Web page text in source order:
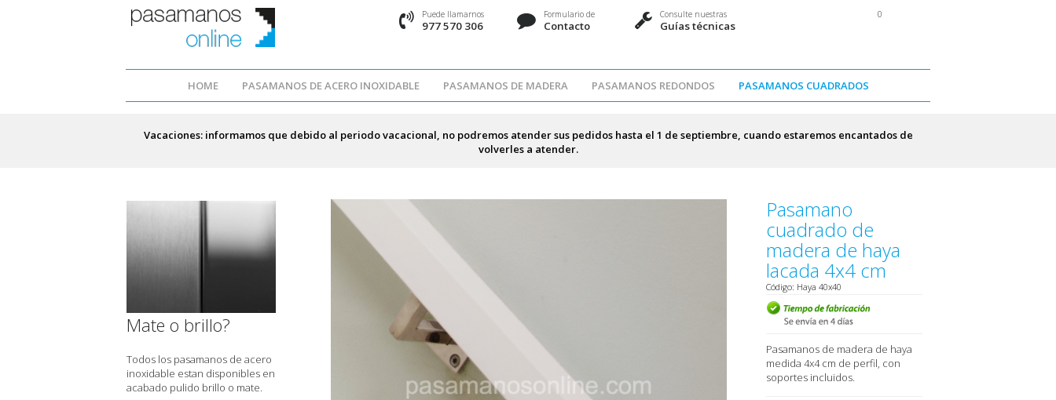
Puede llamarnos
977 570 306
Formulario de
Contacto
Consulte nuestras
Guías técnicas
0
HOME PASAMANOS DE ACERO INOXIDABLE PASAMANOS DE MADERA PASAMANOS REDONDOS PASAMANOS CUADRADOS
Vacaciones: informamos que debido al periodo vacacional, no podremos atender sus pedidos hasta el 1 de septiembre, cuando estaremos encantados de
volverles a atender.
Pasamano
cuadrado de
madera de haya
lacada 4x4 cm
Código: Haya 40x40
Pasamanos de madera de haya
medida 4x4 cm de perfil, con
soportes incluidos.
Mate o brillo?
Todos los pasamanos de acero
inoxidable estan disponibles en
acabado pulido brillo o mate.